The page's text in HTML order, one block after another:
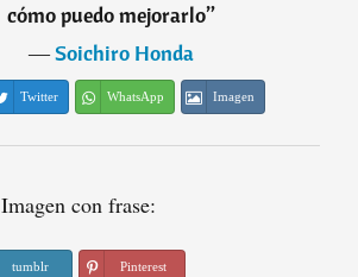
cómo puedo mejorarlo”
―Soichiro Honda
Twitter WhatsApp Imagen
Imagen con frase:
tumblr Pinterest